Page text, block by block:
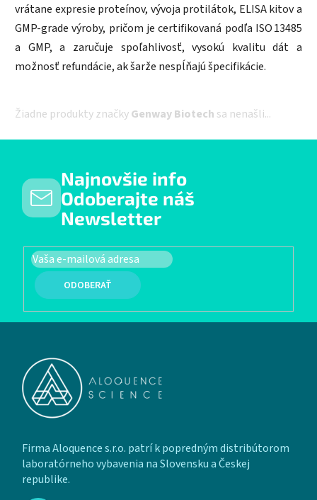
vrátane expresie proteínov, vývoja protilátok, ELISA kitov a
GMP-grade výroby, pričom je certifikovaná podľa ISO 13485
a GMP, a zaručuje spoľahlivosť, vysokú kvalitu dát a
možnosť refundácie, ak šarže nespĺňajú špecifikácie.
Žiadne produkty značkyGenway Biotech sa nenašli...
Najnovšie info
Odoberajte náš
Newsletter
PRIHLÁSIŤ SA
Firma Aloquence s.r.o. patrí k popredným distribútorom
laboratórneho vybavenia na Slovensku a Českej
republike.